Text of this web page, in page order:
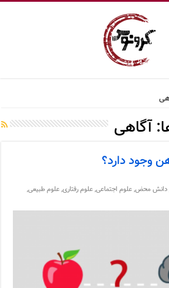
آگاهی
وجود دارد؟
دانش محض,علوم اجتماعی,علوم رفتاری,علوم طبیعی,